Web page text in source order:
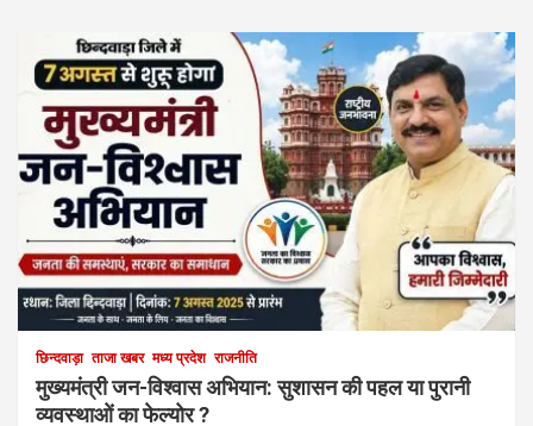
छिन्दवाड़ा ताजा खबर मध्य प्रदेश राजनीति
मुख्यमंत्री जन-विश्वास अभियान: सुशासन की पहल या पुरानी
व्यवस्थाओं का फेल्योर ?